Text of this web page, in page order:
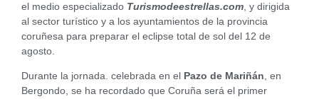
el medio especializado Turismodeestrellas.com , y dirigida
al sector turístico y a los ayuntamientos de la provincia
coruñesa para preparar el eclipse total de sol del 12 de
agosto.
Durante la jornada. celebrada en el Pazo de Mariñán, en
Bergondo, se ha recordado que Coruña será el primer